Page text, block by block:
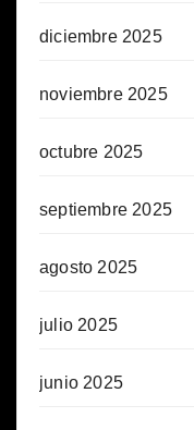
diciembre 2025
noviembre 2025
octubre 2025
septiembre 2025
agosto 2025
julio 2025
junio 2025